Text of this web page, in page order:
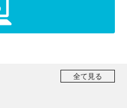
全て見る